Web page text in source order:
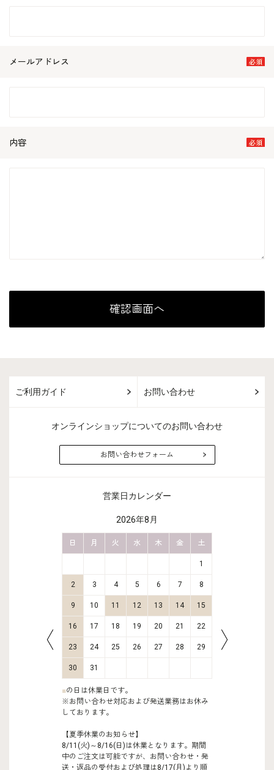
メールアドレス
内容
ご利用ガイド お問い合わせ
オンラインショップについてのお問い合わせ
お問い合わせフォーム
営業日カレンダー
2026年8月
日 月 火 水 木 金 土
1
2 3 4 5 6 7 8
9 10 11 12 13 14 15
16 17 18 19 20 21 22
23 24 25 26 27 28 29
30 31
■の日は休業日です。
※お問い合わせ対応および発送業務はお休み
しております。
【夏季休業のお知らせ】
8/11(火)～8/16(日)は休業となります。期間
中のご注文は可能ですが、お問い合わせ・発
送・返品の受付および処理は8/17(月)より順